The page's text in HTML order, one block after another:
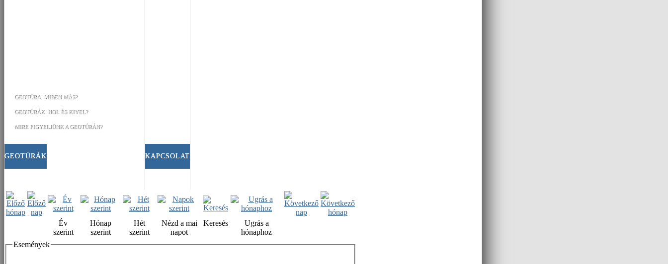
GEOTÚRÁK
GEOTÚRA: MIBEN MÁS?
GEOTÚRÁK: HOL ÉS KIVEL?
MIRE FIGYELJÜNK A GEOTÚRÁN?
KAPCSOLAT
Év
szerint
Hónap
szerint
Hét
szerint
Nézd a mai
napot
Keresés
Ugrás a
hónaphoz
Események